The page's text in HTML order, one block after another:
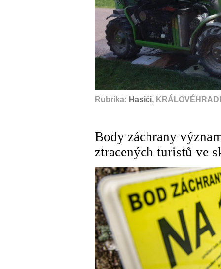
Rubrika: Hasiči,
Body záchrany
ztracených turistů ve